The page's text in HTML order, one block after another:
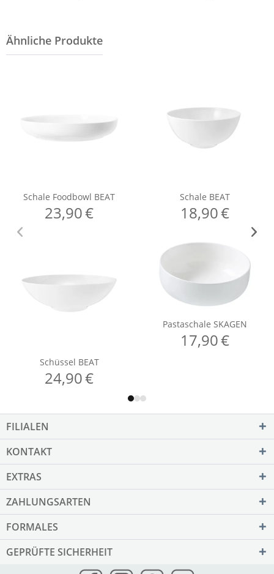
FILIALEN
KONTAKT
EXTRAS
ZAHLUNGSARTEN
FORMALES
GEPRÜFTE SICHERHEIT